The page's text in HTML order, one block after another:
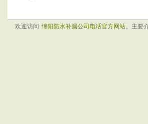
欢迎访问 绵阳防水补漏公司电话官方网站。主要